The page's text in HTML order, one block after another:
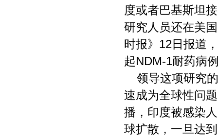
度或者巴基斯坦
研究人员还在美
时报》12日报道
起NDM-1耐药病
领导这项研究
速成为全球性问
播，印度被感染
球扩散，一旦达